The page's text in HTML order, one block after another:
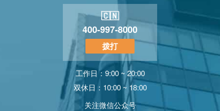
🇨🇳
400-997-8000
拨打
工作日：9:00 ~ 20:00
双休日：10:00 ~ 18:00
关注微信公众号